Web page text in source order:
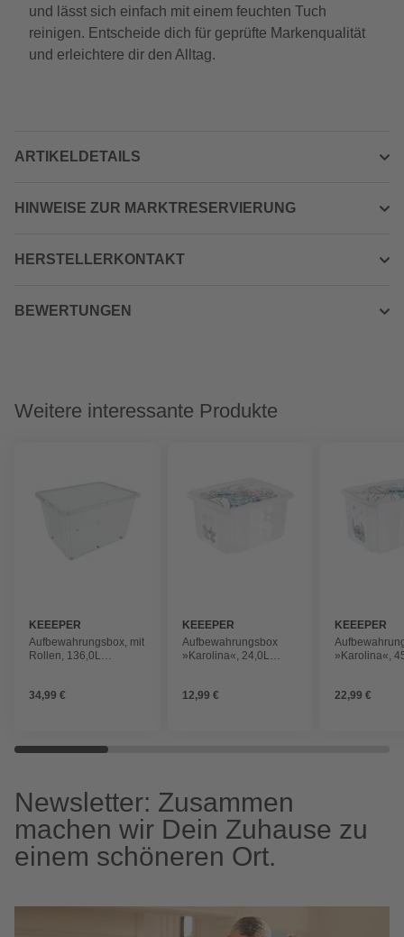
und lässt sich einfach mit einem feuchten Tuch
reinigen. Entscheide dich für geprüfte Markenqualität
und erleichtere dir den Alltag.
ARTIKELDETAILS
HINWEISE ZUR MARKTRESERVIERUNG
HERSTELLERKONTAKT
BEWERTUNGEN
Weitere interessante Produkte
KEEEPER
Aufbewahrungsbox, mit
Rollen, 136,0L
34,99 €
KEEEPER
Aufbewahrungsbox
»Karolina«, 24,0L
12,99 €
KEEEPER
»Karolina«,
22,99 €
Newsletter: Zusammen
machen wir Dein Zuhause zu
einem schöneren Ort.